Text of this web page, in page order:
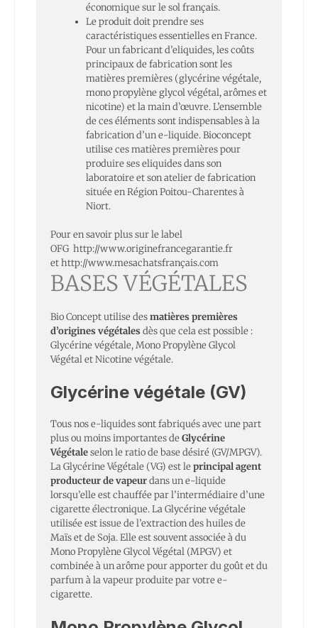
économique sur le sol français.
Le produit doit prendre ses
caractéristiques essentielles en France.
Pour un fabricant d’eliquides, les coûts
principaux de fabrication sont les
matières premières (glycérine végétale,
mono propylène glycol végétal, arômes et
nicotine) et la main d’œuvre. L’ensemble
de ces éléments sont indispensables à la
fabrication d’un e-liquide. Bioconcept
utilise ces matières premières pour
produire ses eliquides dans son
laboratoire et son atelier de fabrication
située en Région Poitou-Charentes à
Niort.
Pour en savoir plus sur le label
OFG http://www.originefrancegarantie.fr
ethttp://www.mesachatsfrançais.com
BASES VÉGÉTALES
Bio Concept utilise desmatières premières
d’origines végétales dès que cela est possible :
Glycérine végétale, Mono Propylène Glycol
Végétal et Nicotine végétale.
Glycérine végétale (GV)
Tous nos e-liquides sont fabriqués avec une part
plus ou moins importantes deGlycérine
Végétaleselon le ratio de base désiré (GV/MPGV).
La Glycérine Végétale (VG) est leprincipal agent
producteur de vapeurdans un e-liquide
lorsqu’elle est chauffée par l’intermédiaire d’une
cigarette électronique. La Glycérine végétale
utilisée est issue de l’extraction des huiles de
Maïs et de Soja. Elle est souvent associée à du
Mono Propylène Glycol Végétal (MPGV) et
combinée à un arôme pour apporter du goût et du
parfum à la vapeur produite par votre e-
cigarette.